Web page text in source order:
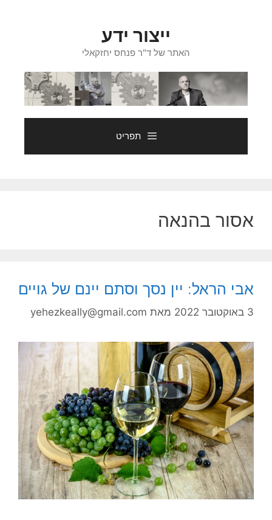
ייצור ידע
האתר של ד"ר פנחס יחזקאלי
תפריט
אסור בהנאה
אבי הראל: יין נסך וסתם יינם של גויים
3 באוקטובר 2022 מאת yehezkeally@gmail.com